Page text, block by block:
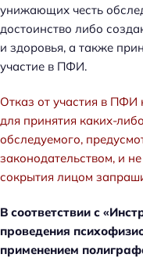
унижающих честь
достоинство либо
и здоровья, а также
участие в ПФИ.
Отказ от участия в ПФИ
для принятия каких-
обследуемого,
законодательством, и
сокрытия лицом
В соответствии с
проведения
применением